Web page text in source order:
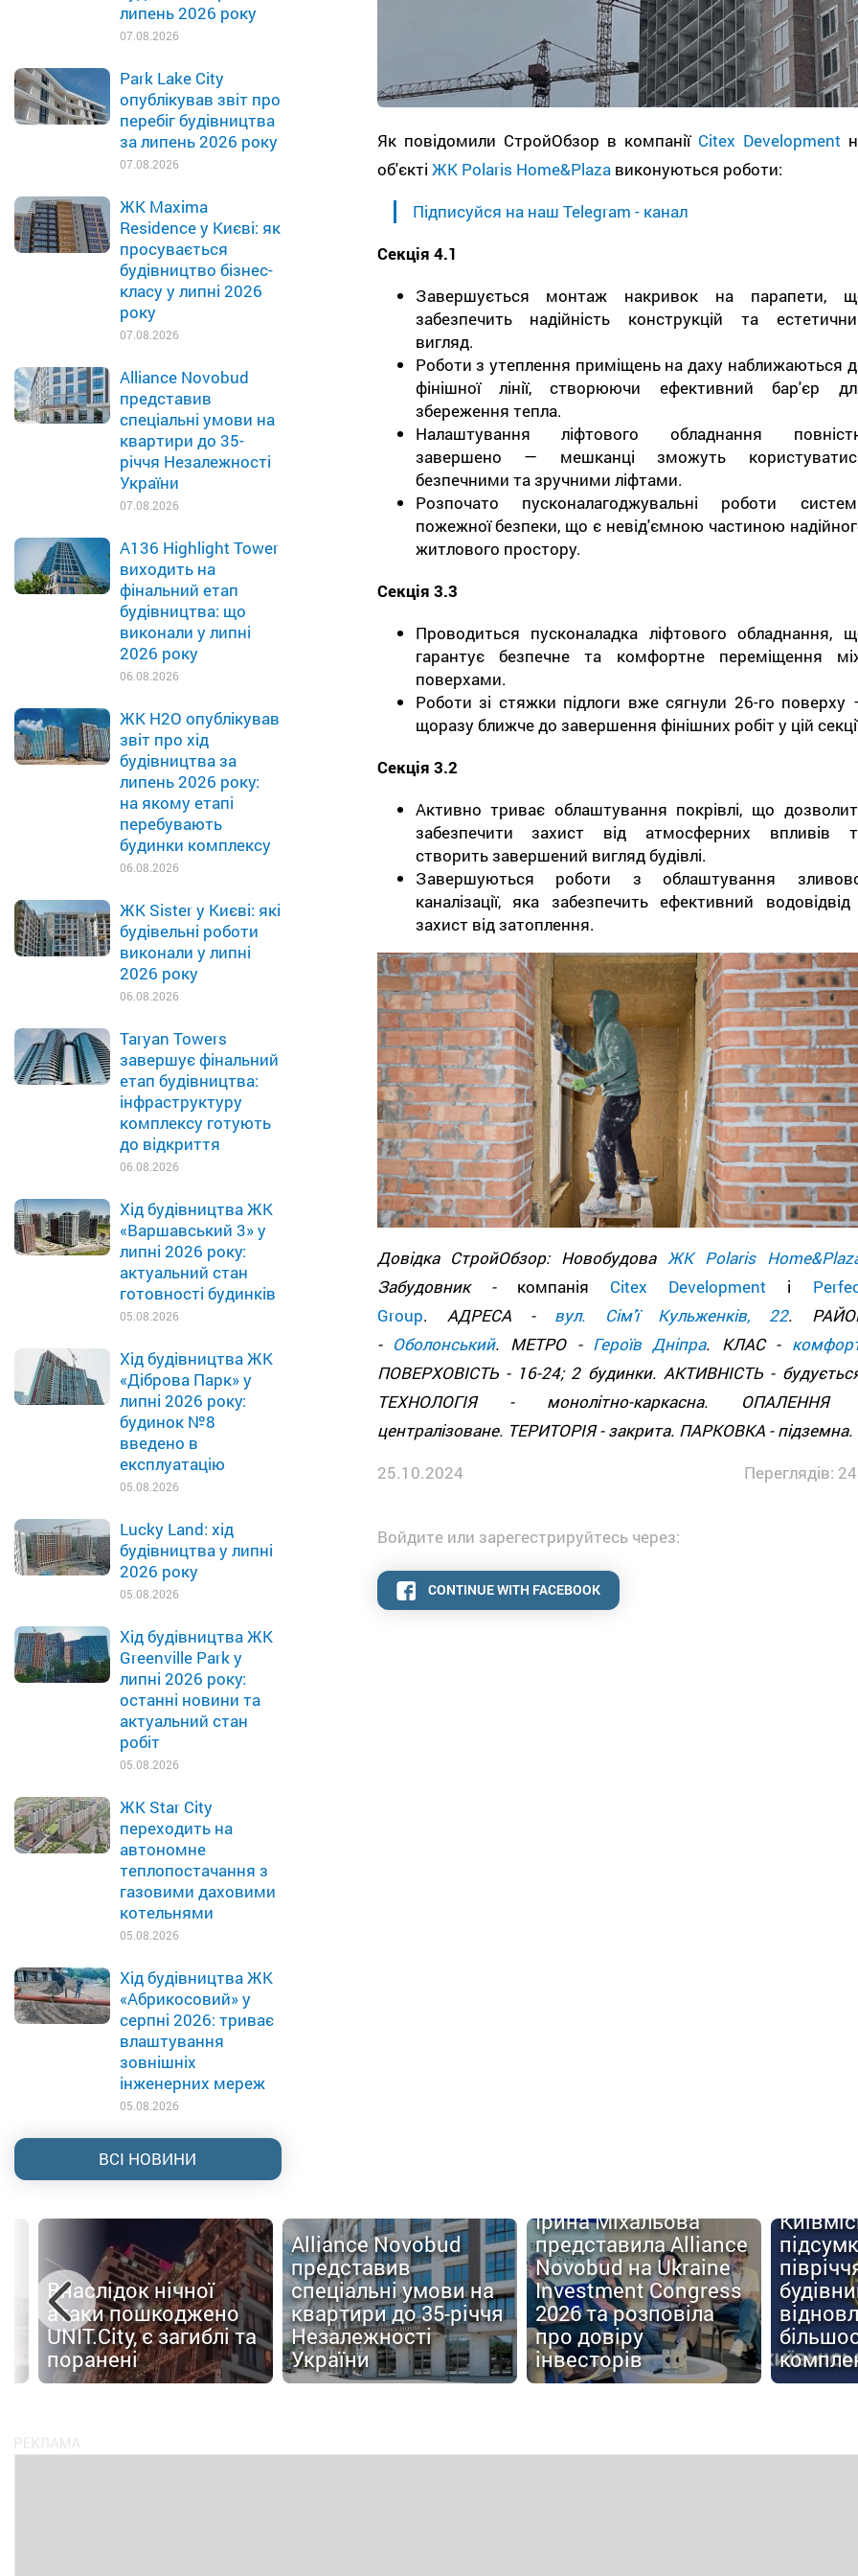
липень 2026 року
07.08.2026
Park Lake City
опублікував звіт про
перебіг будівництва
за липень 2026 року
07.08.2026
ЖК Maxima
Residence у Києві: як
просувається
будівництво бізнес-
класу у липні 2026
року
07.08.2026
Alliance Novobud
представив
спеціальні умови на
квартири до 35-
річчя Незалежності
України
07.08.2026
A136 Highlight Tower
виходить на
фінальний етап
будівництва: що
виконали у липні
2026 року
06.08.2026
ЖК H2O опублікував
звіт про хід
будівництва за
липень 2026 року:
на якому етапі
перебувають
будинки комплексу
06.08.2026
ЖК Sister у Києві: які
будівельні роботи
виконали у липні
2026 року
06.08.2026
Taryan Towers
завершує фінальний
етап будівництва:
інфраструктуру
комплексу готують
до відкриття
06.08.2026
Хід будівництва ЖК
«Варшавський 3» у
липні 2026 року:
актуальний стан
готовності будинків
05.08.2026
Хід будівництва ЖК
«Діброва Парк» у
липні 2026 року:
будинок №8
введено в
експлуатацію
05.08.2026
Lucky Land: хід
будівництва у липні
2026 року
05.08.2026
Хід будівництва ЖК
Greenville Park у
липні 2026 року:
останні новини та
актуальний стан
робіт
05.08.2026
ЖК Star City
переходить на
автономне
теплопостачання з
газовими даховими
котельнями
05.08.2026
Хід будівництва ЖК
«Абрикосовий» у
серпні 2026: триває
влаштування
зовнішніх
інженерних мереж
05.08.2026
ВСІ НОВИНИ
Як повідомили СтройОбзор в компанії Citex Development
об'єкті ЖК Polaris Home&Plazaвиконуються роботи:
Підписуйся на наш Telegram - канал
Секція 4.1
Завершується монтаж накривок на парапети,
забезпечить надійність конструкцій та
вигляд.
Роботи з утеплення приміщень на даху наближаються
фінішної лінії, створюючи ефективний бар'єр
збереження тепла.
Налаштування ліфтового обладнання
завершено — мешканці зможуть
безпечними та зручними ліфтами.
Розпочато пусконалагоджувальні роботи
пожежної безпеки, що є невід'ємною частиною
житлового простору.
Секція 3.3
Проводиться пусконаладка ліфтового обладнання,
гарантує безпечне та комфортне переміщення
поверхами.
Роботи зі стяжки підлоги вже сягнули 26-го поверху
щоразу ближче до завершення фінішних робіт у цій
Секція 3.2
Активно триває облаштування покрівлі, що
забезпечити захист від атмосферних впливів
створить завершений вигляд будівлі.
Завершуються роботи з облаштування
каналізації, яка забезпечить ефективний водовідвід
захист від затоплення.
Довідка СтройОбзор: Новобудова ЖК Polaris
Забудовник - компанія Citex Development і
Group. АДРЕСА - вул. Сім'ї Кульженків, 22.
- Оболонський. МЕТРО - Героїв Дніпра. КЛАС -
ПОВЕРХОВІСТЬ - 16-24; 2 будинки. АКТИВНІСТЬ -
ТЕХНОЛОГІЯ - монолітно-каркасна. ОПАЛЕННЯ
централізоване. ТЕРИТОРІЯ - закрита. ПАРКОВКА - підземна.
25.10.2024
Переглядів:
Войдите или зарегестрируйтесь через:
CONTINUE WITH FACEBOOK
Внаслідок нічної
атаки пошкоджено
UNIT.City, є загиблі та
поранені
Alliance Novobud
представив
спеціальні умови на
квартири до 35-річчя
Незалежності
України
Ірина Міхальова
представила Alliance
Novobud на Ukraine
Investment Congress
2026 та розповіла
про довіру
інвесторів